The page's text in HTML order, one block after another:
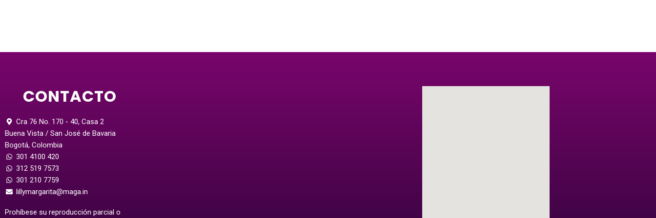
CONTACTO
Cra 76 No. 170 - 40, Casa 2
Buena Vista / San José de Bavaria
Bogotá, Colombia
301 4100 420
312 519 7573
301 210 7759
lillymargarita@maga.in
Prohíbese su reproducción parcial o